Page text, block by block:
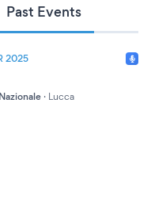
Past Events
2025
· Lucca